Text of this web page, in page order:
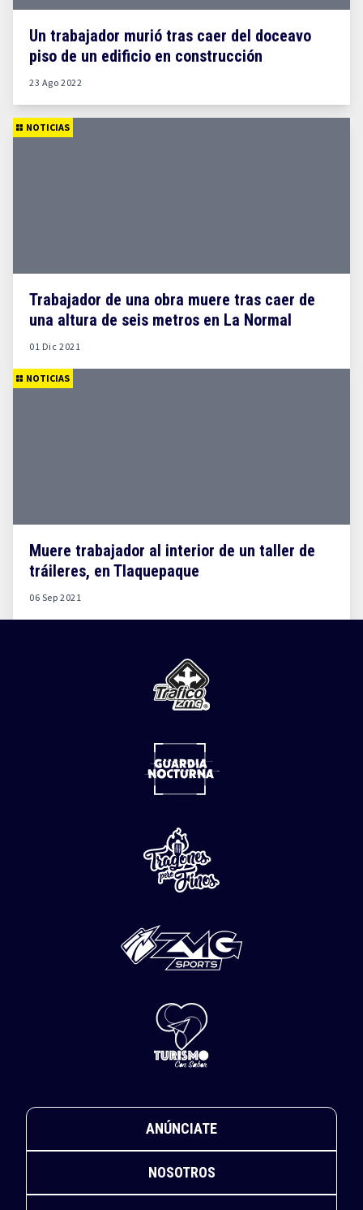
Un trabajador murió tras caer del doceavo
piso de un edificio en construcción
23 Ago 2022
NOTICIAS
Trabajador de una obra muere tras caer de
una altura de seis metros en La Normal
01 Dic 2021
NOTICIAS
Muere trabajador al interior de un taller de
tráileres, en Tlaquepaque
06 Sep 2021
ANÚNCIATE
NOSOTROS